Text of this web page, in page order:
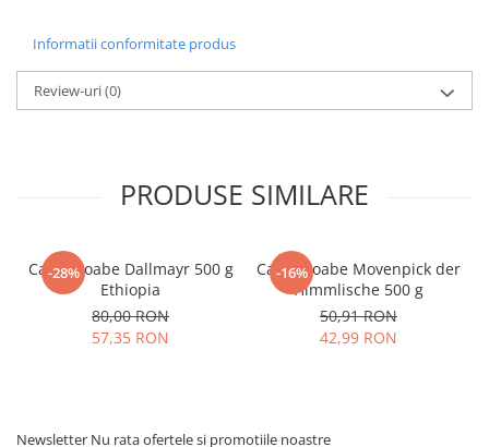
Informatii conformitate produs
Review-uri(0)
PRODUSE SIMILARE
-28%
Cafea boabe Dallmayr 500 g
Ethiopia
80,00 RON
57,35 RON
-16%
Cafea boabe Movenpick der
Himmlische 500 g
50,91 RON
42,99 RON
Newsletter Nu rata ofertele si promotiile noastre